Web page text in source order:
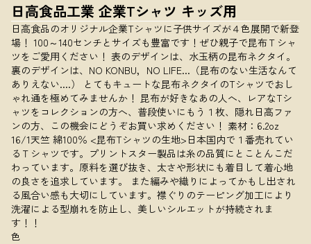
日高食品工業 企業Tシャツ キッズ用
日高食品のオリジナル企業Tシャツに子供サイズが４色展開で新登
場！ 100～140センチとサイズも豊富です！ぜひ親子で昆布Ｔシャ
ツをご愛用ください！ 表のデザインは、水玉柄の昆布ネクタイ。
裏のデザインは、NO KONBU，NO LIFE...（昆布のない生活なんて
ありえない....） とてもキュートな昆布ネクタイのTシャツでおし
ゃれ通を極めてみませんか！ 昆布が好きなあの人へ、レアなTシ
ャツをコレクションの方へ、普段使いにもう１枚、隠れ日高ファ
ンの方、この機会にどうぞお買い求めください！ 素材：6.2oz
16/1天竺 綿100％ <昆布Tシャツの生地>日本国内で１番売れてい
るＴシャツです。プリントスター製品は糸の品質にとことんこだ
わっています。原料を選び抜き、太さや形状にも着目して着心地
の良さを追求しています。 また編みや織りによってかもし出され
る風合い感も大切にしています。襟ぐりのテーピング加工により
洗濯による型崩れを防止し、美しいシルエットが持続されま
す！！
色